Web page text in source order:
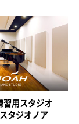
習用スタジオ
タジオノア